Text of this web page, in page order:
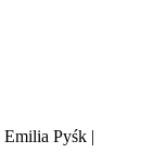
Emilia Pyśk |